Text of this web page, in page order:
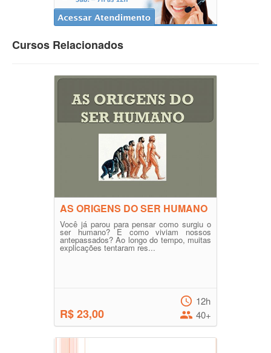
Cursos Relacionados
AS ORIGENS DO SER HUMANO
Você já parou para pensar como surgiu o
ser humano? E como viviam nossos
antepassados? Ao longo do tempo, muitas
explicações tentaram res...
R$ 23,00
12h
40+